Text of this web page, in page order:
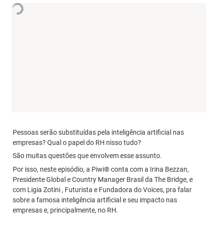
Pessoas serão substituídas pela inteligência artificial nas
empresas? Qual o papel do RH nisso tudo?
São muitas questões que envolvem esse assunto.
Por isso, neste episódio, a Piwi® conta com a Irina Bezzan,
Presidente Global e Country Manager Brasil da The Bridge, e
com Ligia Zotini , Futurista e Fundadora do Voices, pra falar
sobre a famosa inteligência artificial e seu impacto nas
empresas e, principalmente, no RH.